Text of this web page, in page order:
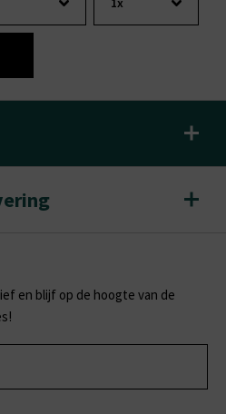
en blijf op de hoogte van de